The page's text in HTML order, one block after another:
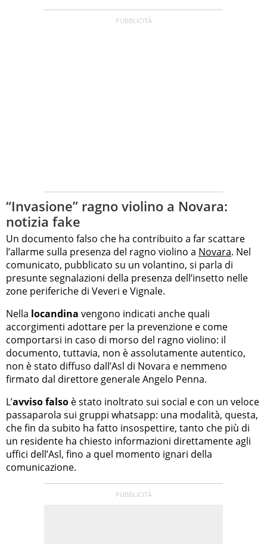
“Invasione” ragno violino a Novara:
notizia fake
Un documento falso che ha contribuito a far scattare
l’allarme sulla presenza del ragno violino a Novara. Nel
comunicato, pubblicato su un volantino, si parla di
presunte segnalazioni della presenza dell’insetto nelle
zone periferiche di Veveri e Vignale.
Nella locandina vengono indicati anche quali
accorgimenti adottare per la prevenzione e come
comportarsi in caso di morso del ragno violino: il
documento, tuttavia, non è assolutamente autentico,
non è stato diffuso dall’Asl di Novara e nemmeno
firmato dal direttore generale Angelo Penna.
L’avviso falso è stato inoltrato sui social e con un veloce
passaparola sui gruppi whatsapp: una modalità, questa,
che fin da subito ha fatto insospettire, tanto che più di
un residente ha chiesto informazioni direttamente agli
uffici dell’Asl, fino a quel momento ignari della
comunicazione.